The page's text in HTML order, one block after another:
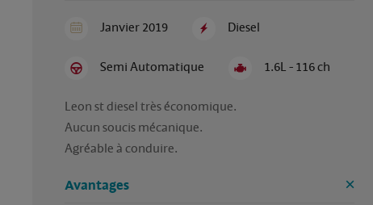
Janvier 2019 Diesel
Semi Automatique 1.6L - 116 ch
Leon st diesel très économique.
Aucun soucis mécanique.
Avantages